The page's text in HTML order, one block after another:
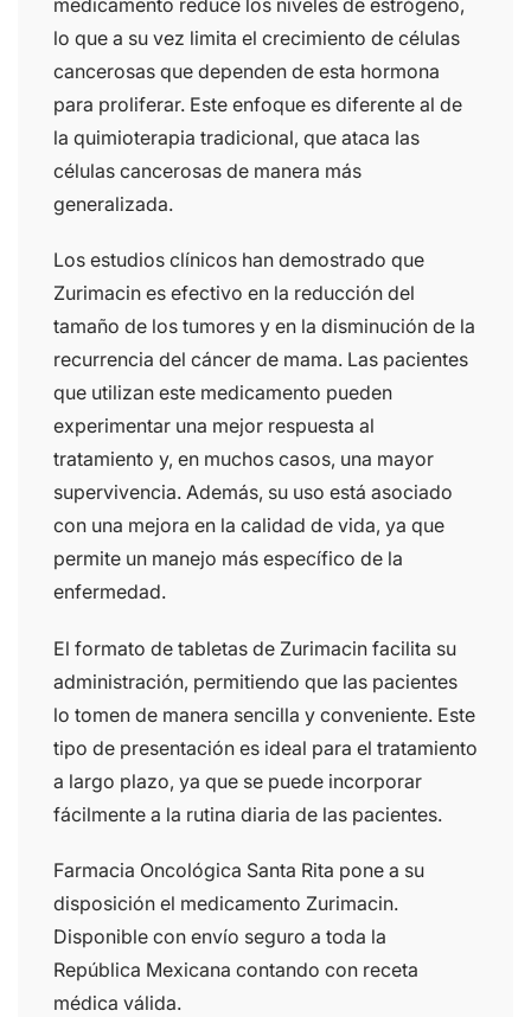
lo que a su vez limita el crecimiento de células
cancerosas que dependen de esta hormona
para proliferar. Este enfoque es diferente al de
la quimioterapia tradicional, que ataca las
células cancerosas de manera más
generalizada.
Los estudios clínicos han demostrado que
Zurimacin es efectivo en la reducción del
tamaño de los tumores y en la disminución de la
recurrencia del cáncer de mama. Las pacientes
que utilizan este medicamento pueden
experimentar una mejor respuesta al
tratamiento y, en muchos casos, una mayor
supervivencia. Además, su uso está asociado
con una mejora en la calidad de vida, ya que
permite un manejo más específico de la
enfermedad.
El formato de tabletas de Zurimacin facilita su
administración, permitiendo que las pacientes
lo tomen de manera sencilla y conveniente. Este
tipo de presentación es ideal para el tratamiento
a largo plazo, ya que se puede incorporar
fácilmente a la rutina diaria de las pacientes.
Farmacia Oncológica Santa Rita pone a su
disposición el medicamento Zurimacin.
Disponible con envío seguro a toda la
República Mexicana contando con receta
médica válida.